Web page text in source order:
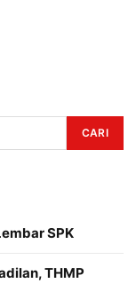
CARI
SPK
THMP